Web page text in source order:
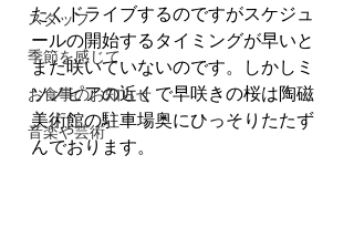
スタッフ
季節を感じて
お食事のお知らせ
音楽や芸術
たくドライブするのですがスケジュ
ールの開始するタイミングが早いと
まだ咲いていないのです。しかしミ
ソノピアの近くで早咲きの桜は陶磁
美術館の駐車場奥にひっそりたたず
んでおります。